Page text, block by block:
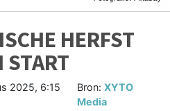
HERFST
START
2025, 6:15
Bron: XYTO
Media